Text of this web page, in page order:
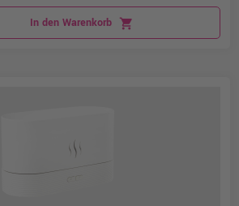
In den Warenkorb shopping_cart